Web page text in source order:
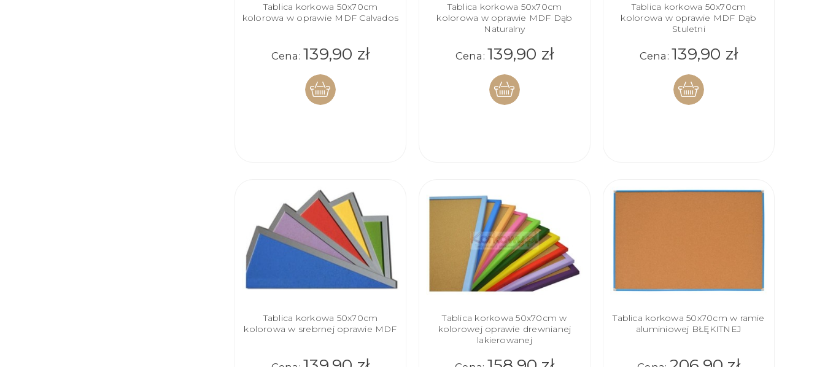
Tablica korkowa 50x70cm
kolorowa w oprawie MDF Calvados
Cena: 139,90 zł
Tablica korkowa 50x70cm
kolorowa w oprawie MDF Dąb
Naturalny
Cena: 139,90 zł
Tablica korkowa 50x70cm
kolorowa w oprawie MDF Dąb
Stuletni
Cena: 139,90 zł
Tablica korkowa 50x70cm
kolorowa w srebrnej oprawie MDF
Tablica korkowa 50x70cm w
kolorowej oprawie drewnianej
lakierowanej
Tablica korkowa 50x70cm w ramie
aluminiowej BŁĘKITNEJ